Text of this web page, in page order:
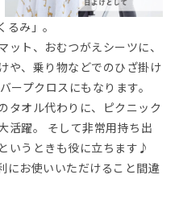
み」。
ト、おむつがえシーツに、
や、乗り物などでのひざ掛け
ープクロスにもなります。
タオル代わりに、ピクニック
活躍。 そして非常用持ち出
いうときも役に立ちます♪
にお使いいただけること間違